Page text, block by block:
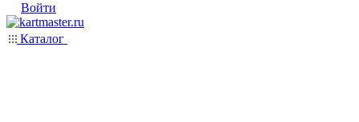
Войти
Каталог